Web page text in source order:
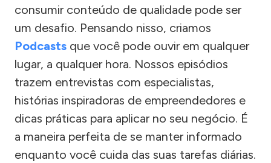
consumir conteúdo de qualidade pode ser
um desafio. Pensando nisso, criamos
Podcasts que você pode ouvir em qualquer
lugar, a qualquer hora. Nossos episódios
trazem entrevistas com especialistas,
histórias inspiradoras de empreendedores e
dicas práticas para aplicar no seu negócio. É
a maneira perfeita de se manter informado
enquanto você cuida das suas tarefas diárias.